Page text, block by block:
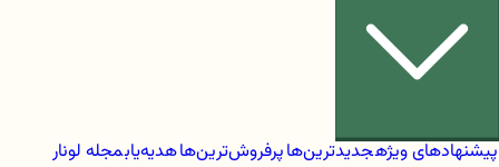
پیشنهادهای ویژهجدیدترین‌هاپرفروش‌ترین‌هاهدیه‌یابمجله لونار